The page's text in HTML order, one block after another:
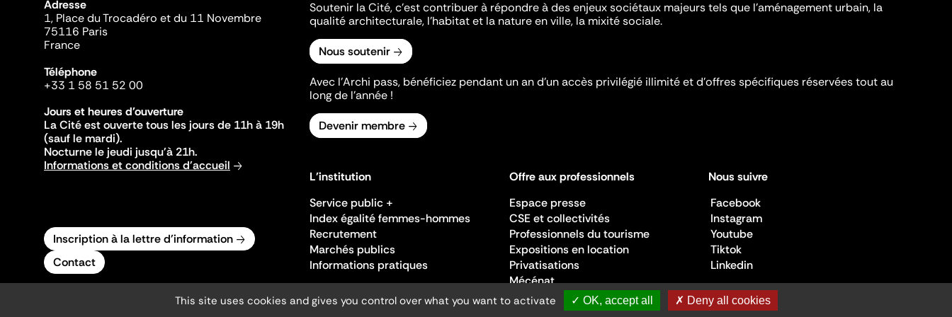
Adresse
1, Place du Trocadéro et du 11 Novembre
75116 Paris
France
Téléphone
+33 1 58 51 52 00
Jours et heures d'ouverture
La Cité est ouverte tous les jours de 11h à 19h
(sauf le mardi).
Nocturne le jeudi jusqu'à 21h.
Informations et conditions d'accueil
Inscription à la lettre d'information
Contact
Soutenir la Cité, c'est contribuer à répondre à des enjeux sociétaux majeurs tels que l'aménagement urbain, la
qualité architecturale, l'habitat et la nature en ville, la mixité sociale.
Nous soutenir
Avec l’Archi pass, bénéficiez pendant un an d’un accès privilégié illimité et d’offres spécifiques réservées tout au
long de l’année !
Devenir membre
L'institution
Service public +
Index égalité femmes-hommes
Recrutement
Marchés publics
Informations pratiques
Offre aux professionnels
Espace presse
CSE et collectivités
Professionnels du tourisme
Expositions en location
Privatisations
Mécénat
Nous suivre
Facebook
Instagram
Youtube
Tiktok
Linkedin
This site uses cookies and gives you control over what you want to activate ✓ OK, accept all ✗ Deny all cookies